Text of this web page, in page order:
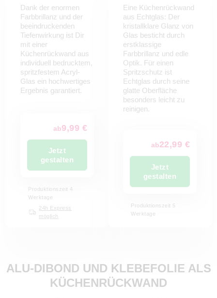
Dank der enormen
Farbbrillanz und der
beeindruckenden
Tiefenwirkung ist Dir
mit einer
Küchenrückwand aus
individuell bedrucktem,
spritzfestem Acryl-
Glas ein hochwertiges
Ergebnis garantiert.
ab9,99 €
Jetzt
gestalten
Produktionszeit 4
Werktage
24h Express
möglich
Eine Küchenrückwand
aus Echtglas: Der
kristallklare Glanz von
Glas besticht durch
erstklassige
Farbbrillanz und edle
Optik. Für einen
Spritzschutz ist
Echtglas durch seine
glatte Oberfläche
besonders leicht zu
reinigen.
ab22,99 €
Jetzt
gestalten
Produktionszeit 5
Werktage
ALU-DIBOND UND KLEBEFOLIE ALS
KÜCHENRÜCKWAND